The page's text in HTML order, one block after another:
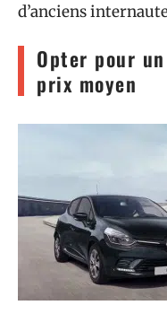
d’anciens
Opter pour
prix moyen